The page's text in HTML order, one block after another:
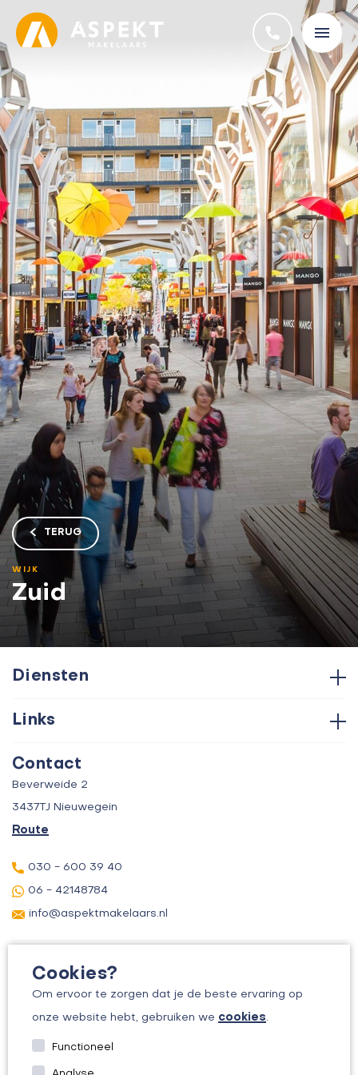
TERUG
WIJK
Zuid
Cookies?
Om ervoor te zorgen dat je de beste ervaring op
onze website hebt, gebruiken we cookies.
Functioneel
Diensten
Aankoop
Taxatie
Verhuur
Links
Over ons
Contact
Beverweide 2
3437TJ Nieuwegein
Route
030 - 600 39 40
06 - 42148784
info@aspektmakelaars.nl